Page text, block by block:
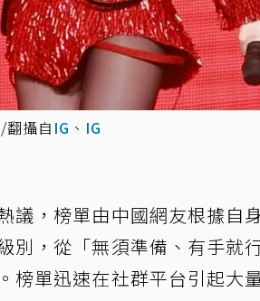
攝自 IG 、 IG
議，榜單由中國網友根據自
別，從「無須準備、有手就
榜單迅速在社群平台引起大